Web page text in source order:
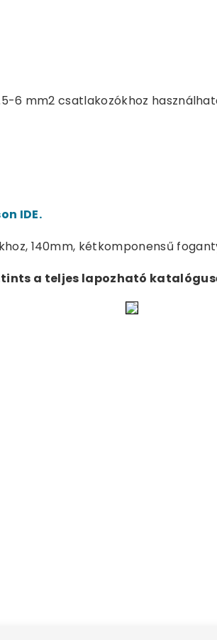
6 mm2 csatlakozókhoz
IDE.
140mm, kétkomponensű
a teljes lapozható